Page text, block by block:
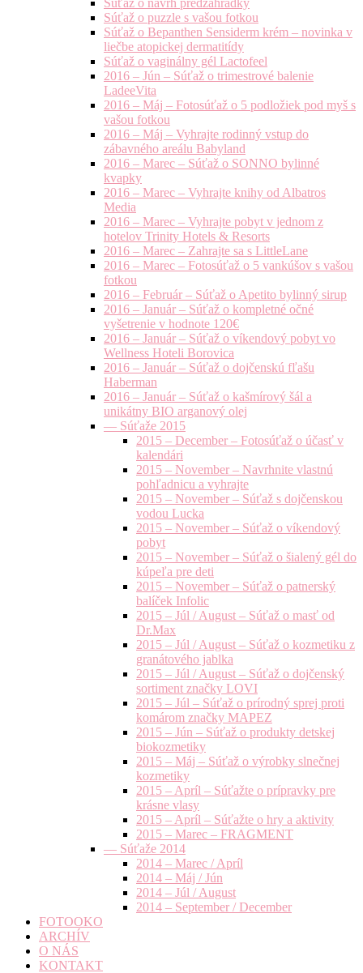
Súťaž o návrh predzáhradky
Súťaž o puzzle s vašou fotkou
Súťaž o Bepanthen Sensiderm krém – novinka v
liečbe atopickej dermatitídy
Súťaž o vaginálny gél Lactofeel
2016 – Jún – Súťaž o trimestrové balenie
LadeeVita
2016 – Máj – Fotosúťaž o 5 podložiek pod myš s
vašou fotkou
2016 – Máj – Vyhrajte rodinný vstup do
zábavného areálu Babyland
2016 – Marec – Súťaž o SONNO bylinné
kvapky
2016 – Marec – Vyhrajte knihy od Albatros
Media
2016 – Marec – Vyhrajte pobyt v jednom z
hotelov Trinity Hotels & Resorts
2016 – Marec – Zahrajte sa s LittleLane
2016 – Marec – Fotosúťaž o 5 vankúšov s vašou
fotkou
2016 – Február – Súťaž o Apetito bylinný sirup
2016 – Január – Súťaž o kompletné očné
vyšetrenie v hodnote 120€
2016 – Január – Súťaž o víkendový pobyt vo
Wellness Hoteli Borovica
2016 – Január – Súťaž o dojčenskú fľašu
Haberman
2016 – Január – Súťaž o kašmírový šál a
unikátny BIO arganový olej
— Súťaže 2015
2015 – December – Fotosúťaž o účasť v
kalendári
2015 – November – Navrhnite vlastnú
pohľadnicu a vyhrajte
2015 – November – Súťaž s dojčenskou
vodou Lucka
2015 – November – Súťaž o víkendový
pobyt
2015 – November – Súťaž o šialený gél do
kúpeľa pre deti
2015 – November – Súťaž o patnerský
balíček Infolic
2015 – Júl / August – Súťaž o masť od
Dr.Max
2015 – Júl / August – Súťaž o kozmetiku z
granátového jablka
2015 – Júl / August – Súťaž o dojčenský
sortiment značky LOVI
2015 – Júl – Súťaž o prírodný sprej proti
komárom značky MAPEZ
2015 – Jún – Súťaž o produkty detskej
biokozmetiky
2015 – Máj – Súťaž o výrobky slnečnej
kozmetiky
2015 – Apríl – Súťažte o prípravky pre
krásne vlasy
2015 – Apríl – Súťažte o hry a aktivity
2015 – Marec – FRAGMENT
— Súťaže 2014
2014 – Marec / Apríl
2014 – Máj / Jún
2014 – Júl / August
2014 – September / December
FOTOOKO
ARCHÍV
O NÁS
KONTAKT